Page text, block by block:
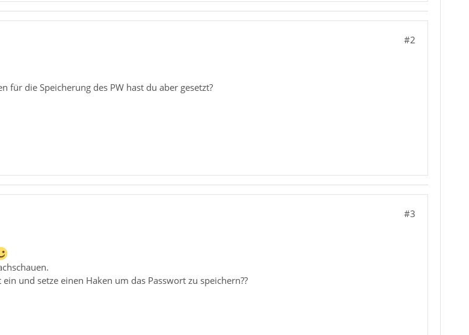
#2
für die Speicherung des PW hast du aber gesetzt?
#3
und setze einen Haken um das Passwort zu speichern??